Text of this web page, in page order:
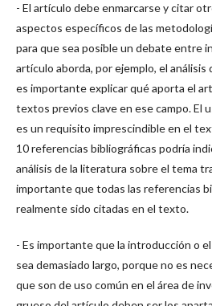
- El artículo debe enmarcarse y citar
aspectos específicos de las
para que sea posible un debate entre
artículo aborda, por ejemplo, el
es importante explicar qué aporta el
textos previos clave en ese campo. El
es un requisito imprescindible en el
10 referencias bibliográficas podría
análisis de la literatura sobre el tema
importante que todas las referencias
realmente sido citadas en el texto.
- Es importante que la introducción o
sea demasiado largo, porque no es
que son de uso común en el área de